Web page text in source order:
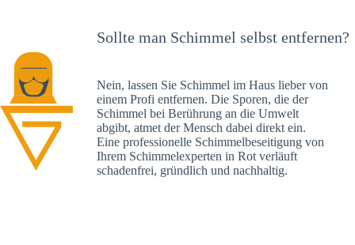
Sollte man Schimmel selbst entfernen?
Nein, lassen Sie Schimmel im Haus lieber von
einem Profi entfernen. Die Sporen, die der
Schimmel bei Berührung an die Umwelt
abgibt, atmet der Mensch dabei direkt ein.
Eine professionelle Schimmelbeseitigung von
Ihrem Schimmelexperten in Rot verläuft
schadenfrei, gründlich und nachhaltig.